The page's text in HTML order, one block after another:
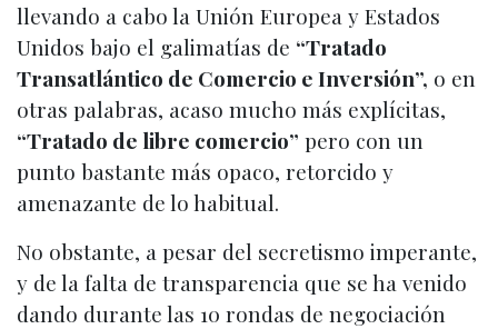
llevando a cabo la Unión Europea y Estados
Unidos bajo el galimatías de “Tratado
Transatlántico de Comercio e Inversión”, o en
otras palabras, acaso mucho más explícitas,
“Tratado de libre comercio” pero con un
punto bastante más opaco, retorcido y
amenazante de lo habitual.
No obstante, a pesar del secretismo imperante,
y de la falta de transparencia que se ha venido
dando durante las 10 rondas de negociación